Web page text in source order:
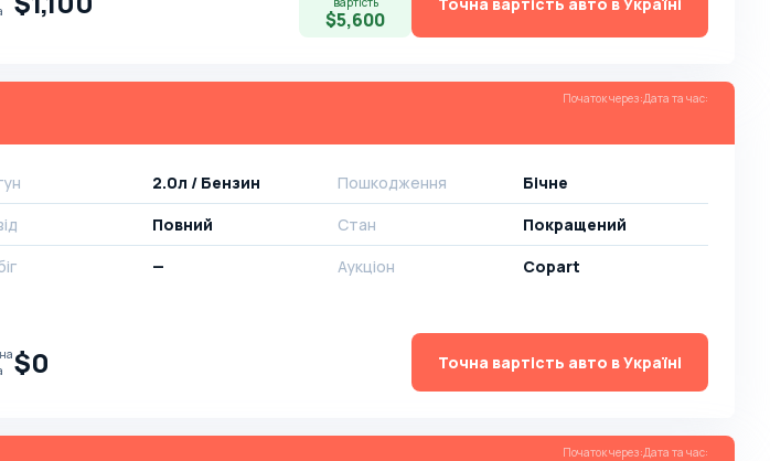
$5,600
Початок через:Дата та час:
2.0л / Бензин
Повний
—
Пошкодження
Бічне
Стан
Покращений
Аукціон
Copart
$0 Точна вартість авто в Україні
Початок через:Дата та час: